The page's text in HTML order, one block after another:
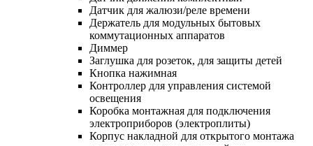
Датчик для жалюзи/реле времени
Держатель для модульных бытовых
коммутационных аппаратов
Диммер
Заглушка для розеток, для защиты детей
Кнопка нажимная
Контроллер для управления системой
освещения
Коробка монтажная для подключения
электроприборов (электроплиты)
Корпус накладной для открытого монтажа